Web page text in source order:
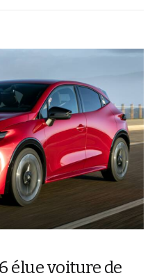
élue voiture de